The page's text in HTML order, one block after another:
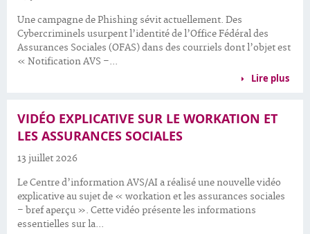
Une campagne de Phishing sévit actuellement. Des
Cybercriminels usurpent l’identité de l’Office Fédéral des
Assurances Sociales (OFAS) dans des courriels dont l’objet est
« Notification AVS –...
Lire plus
VIDÉO EXPLICATIVE SUR LE WORKATION ET
LES ASSURANCES SOCIALES
13 juillet 2026
Le Centre d’information AVS/AI a réalisé une nouvelle vidéo
explicative au sujet de « workation et les assurances sociales
– bref aperçu ». Cette vidéo présente les informations
essentielles sur la...